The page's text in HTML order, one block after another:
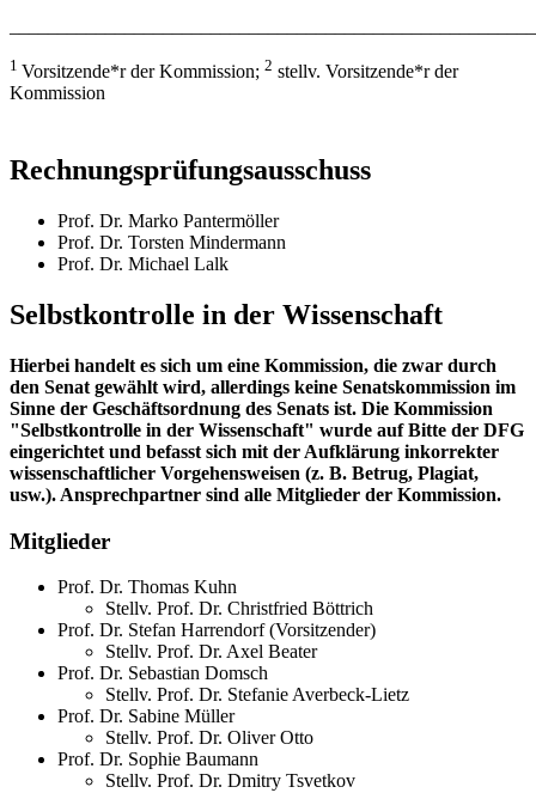
1 Vorsitzende*r der Kommission; 2 stellv. Vorsitzende*r der
Kommission
Rechnungsprüfungsausschuss
Prof. Dr. Marko Pantermöller
Prof. Dr. Torsten Mindermann
Prof. Dr. Michael Lalk
Selbstkontrolle in der Wissenschaft
Hierbei handelt es sich um eine Kommission, die zwar durch
den Senat gewählt wird, allerdings keine Senatskommission im
Sinne der Geschäftsordnung des Senats ist. Die Kommission
"Selbstkontrolle in der Wissenschaft" wurde auf Bitte der DFG
eingerichtet und befasst sich mit der Aufklärung inkorrekter
wissenschaftlicher Vorgehensweisen (z. B. Betrug, Plagiat,
usw.). Ansprechpartner sind alle Mitglieder der Kommission.
Mitglieder
Prof. Dr. Thomas Kuhn
Stellv. Prof. Dr. Christfried Böttrich
Prof. Dr. Stefan Harrendorf (Vorsitzender)
Stellv. Prof. Dr. Axel Beater
Prof. Dr. Sebastian Domsch
Stellv. Prof. Dr. Stefanie Averbeck-Lietz
Prof. Dr. Sabine Müller
Stellv. Prof. Dr. Oliver Otto
Prof. Dr. Sophie Baumann
Stellv. Prof. Dr. Dmitry Tsvetkov